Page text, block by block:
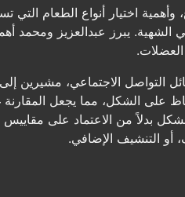
اختيار أنواع الطعام التي
الشهية. يبرز عبدالعزيز ومحمد
العضلات.
التواصل الاجتماعي، مشيرين
على الشكل، مما يجعل المقارنة
بدلاً من الاعتماد على
أو التنشيف الإضافي.